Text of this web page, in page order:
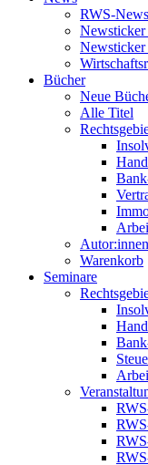
RWS-News
Newsticker
Bücher
Neue
Alle Titel
Autor:innen
Warenkorb
Seminare